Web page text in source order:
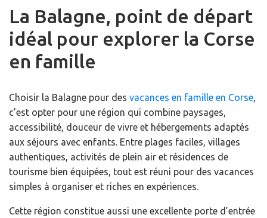
La Balagne, point de départ
idéal pour explorer la Corse
en famille
Choisir la Balagne pour des vacances en famille en Corse,
c’est opter pour une région qui combine paysages,
accessibilité, douceur de vivre et hébergements adaptés
aux séjours avec enfants. Entre plages faciles, villages
authentiques, activités de plein air et résidences de
tourisme bien équipées, tout est réuni pour des vacances
simples à organiser et riches en expériences.
Cette région constitue aussi une excellente porte d’entrée